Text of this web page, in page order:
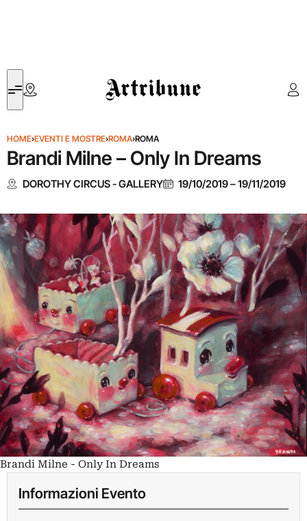
Artribune
HOME›EVENTI E MOSTRE›ROMA›ROMA
Brandi Milne – Only In Dreams
DOROTHY CIRCUS - GALLERY 19/10/2019–19/11/2019
Brandi Milne - Only In Dreams
Informazioni Evento